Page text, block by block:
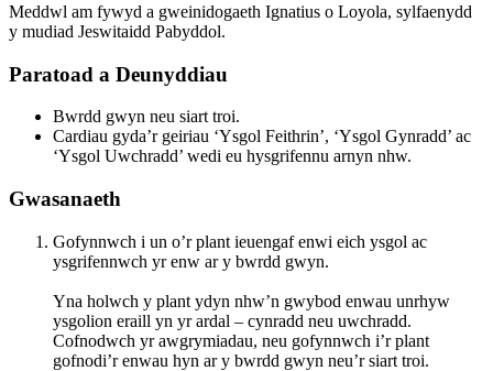
Meddwl am fywyd a gweinidogaeth Ignatius o Loyola, sylfaenydd
y mudiad Jeswitaidd Pabyddol.
Paratoad a Deunyddiau
Bwrdd gwyn neu siart troi.
Cardiau gyda’r geiriau ‘Ysgol Feithrin’, ‘Ysgol Gynradd’ ac
‘Ysgol Uwchradd’ wedi eu hysgrifennu arnyn nhw.
Gwasanaeth
Gofynnwch i un o’r plant ieuengaf enwi eich ysgol ac
ysgrifennwch yr enw ar y bwrdd gwyn.
Yna holwch y plant ydyn nhw’n gwybod enwau unrhyw
ysgolion eraill yn yr ardal – cynradd neu uwchradd.
Cofnodwch yr awgrymiadau, neu gofynnwch i’r plant
gofnodi’r enwau hyn ar y bwrdd gwyn neu’r siart troi.